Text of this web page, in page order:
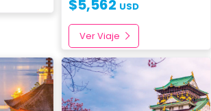
$5,562 USD
Ver Viaje